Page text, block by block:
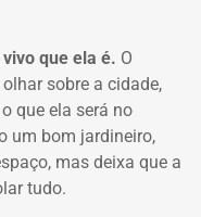
que ela é. O
sobre a cidade,
que ela será no
um bom jardineiro,
mas deixa que a
tudo.